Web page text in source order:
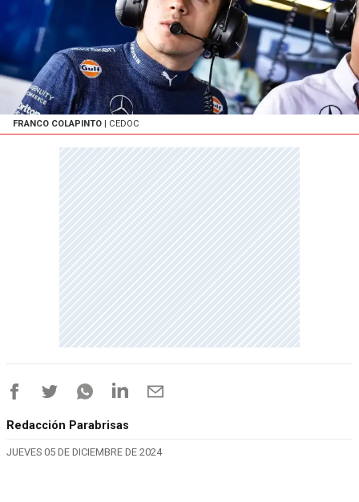
FRANCO COLAPINTO | CEDOC
Redacción Parabrisas
JUEVES 05 DE DICIEMBRE DE 2024